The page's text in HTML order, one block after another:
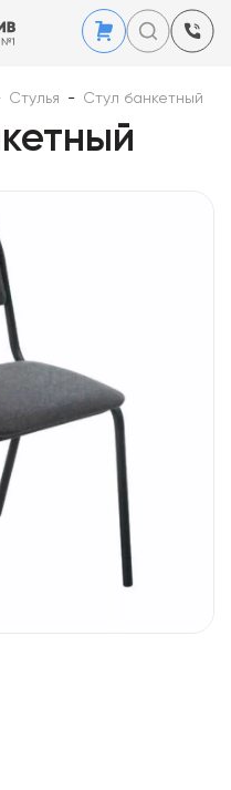
Стулья - Стул банкетный